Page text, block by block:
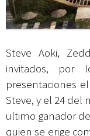
Steve Aoki,
invitados, por
presentaciones
Steve, y el 24 del
ultimo ganador
quien se erige